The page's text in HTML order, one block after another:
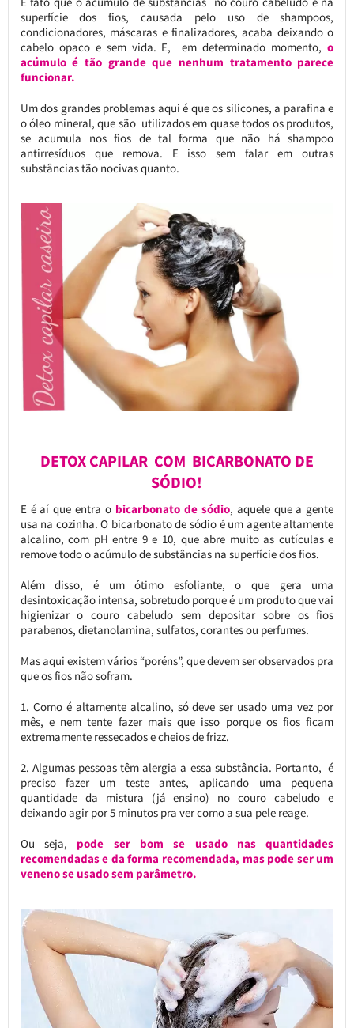
superfície dos fios, causada pelo uso de shampoos,
condicionadores, máscaras e finalizadores, acaba deixando o
cabelo opaco e sem vida. E, em determinado momento, o
acúmulo é tão grande que nenhum tratamento parece
funcionar.
Um dos grandes problemas aqui é que os silicones, a parafina e
o óleo mineral, que são utilizados em quase todos os produtos,
se acumula nos fios de tal forma que não há shampoo
antirresíduos que remova. E isso sem falar em outras
substâncias tão nocivas quanto.
DETOX CAPILAR COM BICARBONATO DE
SÓDIO!
E é aí que entra o bicarbonato de sódio, aquele que a gente
usa na cozinha. O bicarbonato de sódio é um agente altamente
alcalino, com pH entre 9 e 10, que abre muito as cutículas e
remove todo o acúmulo de substâncias na superfície dos fios.
Além disso, é um ótimo esfoliante, o que gera uma
desintoxicação intensa, sobretudo porque é um produto que vai
higienizar o couro cabeludo sem depositar sobre os fios
parabenos, dietanolamina, sulfatos, corantes ou perfumes.
Mas aqui existem vários “poréns”, que devem ser observados pra
que os fios não sofram.
1. Como é altamente alcalino, só deve ser usado uma vez por
mês, e nem tente fazer mais que isso porque os fios ficam
extremamente ressecados e cheios de frizz.
2. Algumas pessoas têm alergia a essa substância. Portanto, é
preciso fazer um teste antes, aplicando uma pequena
quantidade da mistura (já ensino) no couro cabeludo e
deixando agir por 5 minutos pra ver como a sua pele reage.
Ou seja, pode ser bom se usado nas quantidades
recomendadas e da forma recomendada, mas pode ser um
veneno se usado sem parâmetro.